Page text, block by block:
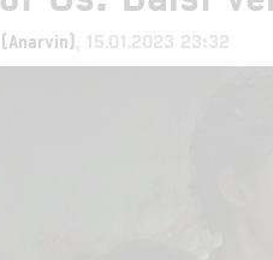
, 15.01.2023 23:32